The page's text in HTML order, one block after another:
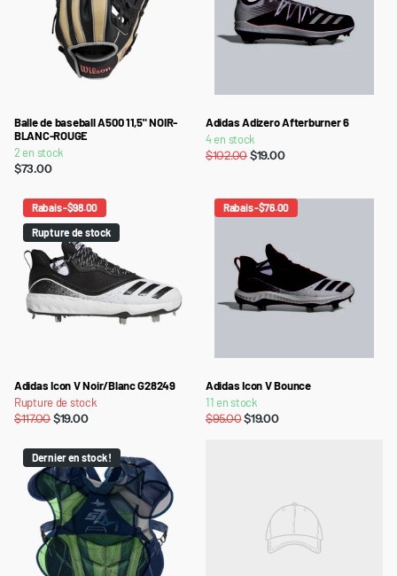
Balle de baseball A500 11,5" NOIR-
BLANC-ROUGE
2 en stock
$73.00
Adidas Adizero Afterburner 6
4 en stock
$102.00$19.00
Rabais -$98.00
Rupture de stock
Adidas Icon V Noir/Blanc G28249
Rupture de stock
$117.00$19.00
Rabais -$76.00
Adidas Icon V Bounce
11 en stock
$95.00$19.00
Dernier en stock !